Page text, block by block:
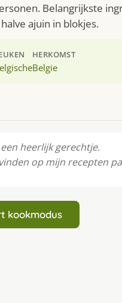
Belangrijkste
ajuin in blokjes.
HERKOMST
Belgie
heerlijk gerechtje.
op mijn recepten
kookmodus